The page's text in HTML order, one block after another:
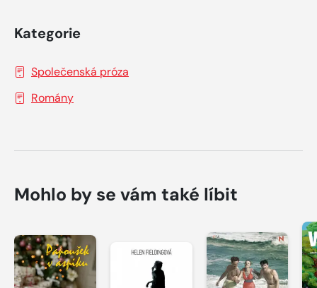
Kategorie
Společenská próza
Romány
Mohlo by se vám také líbit